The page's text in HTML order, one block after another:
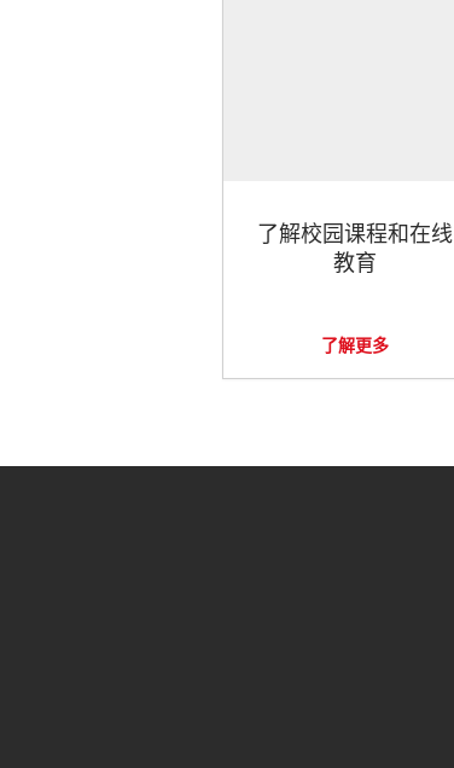
了解校园课程和在线
教育
了解更多